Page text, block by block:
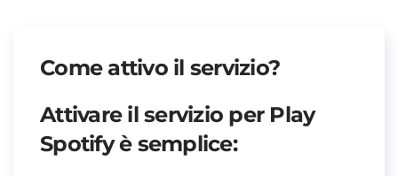
Come attivo il servizio?
Attivare il servizio per Play
Spotifyè semplice: